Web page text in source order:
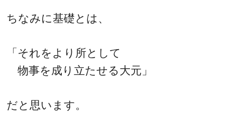
ちなみに基礎とは、
「それをより所として
物事を成り立たせる大元」
だと思います。